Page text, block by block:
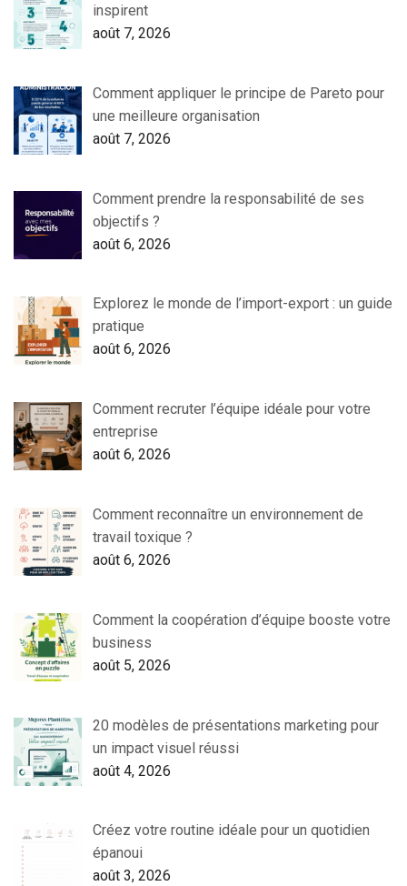
inspirent
août 7, 2026
Comment appliquer le principe de Pareto pour
une meilleure organisation
août 7, 2026
Comment prendre la responsabilité de ses
objectifs ?
août 6, 2026
Explorez le monde de l’import-export : un guide
pratique
août 6, 2026
Comment recruter l’équipe idéale pour votre
entreprise
août 6, 2026
Comment reconnaître un environnement de
travail toxique ?
août 6, 2026
Comment la coopération d’équipe booste votre
business
août 5, 2026
20 modèles de présentations marketing pour
un impact visuel réussi
août 4, 2026
Créez votre routine idéale pour un quotidien
épanoui
août 3, 2026